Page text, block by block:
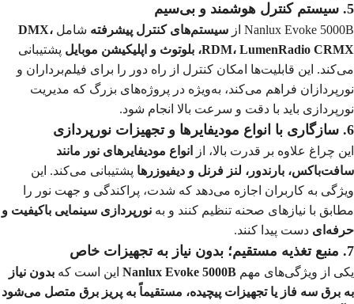
5. سیستم کنترل هوشمند و بی‌سیم
Nanlux Evoke 5000B از سیستم‌های کنترل پیشرفته شامل DMX،
RDM، LumenRadio CRMX، بلوتوث و اپلیکیشن موبایل
پشتیبانی
می‌کند. این قابلیت‌ها امکان کنترل از راه دور را برای فیلم‌برداران و
نورپردازان فراهم می‌کند، به‌ویژه در پروژه‌های بزرگ که مدیریت
نورپردازی باید با دقت و سرعت بالا انجام شود.
6. سازگاری با انواع مودیفایرها و تجهیزات نورپردازی
این چراغ علاوه بر قدرت بالا، از
انواع مودیفایرهای نور مانند
سافت‌باکس، بارندور، لنز فرنل و دیفیوزرها پشتیبانی می‌کند. این
ویژگی به کاربران اجازه می‌دهد که شدت، پراکندگی و جهت نور را
مطابق با نیازهای صحنه تنظیم کنند و به نورپردازی سینمایی باکیفیت و
حرفه‌ای دست پیدا کنند.
7. منبع تغذیه مستقیم؛ بدون نیاز به تجهیزات خاص
یکی از ویژگی‌های مهم Nanlux Evoke 5000B این است که بدون نیاز
به برق سه فاز یا تجهیزات پیچیده، مستقیماً به پریز برق متصل می‌شود